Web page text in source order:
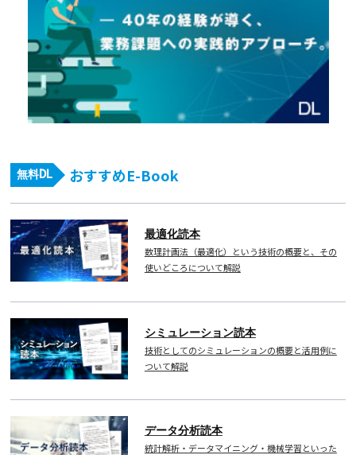
無料DL おすすめE-Book
最適化読本
数理計画法（最適化）という技術の概要と、その
使いどころについて解説
シミュレーション読本
技術としてのシミュレーションの概要と活用例に
ついて解説
データ分析読本
統計解析・データマイニング・機械学習といった